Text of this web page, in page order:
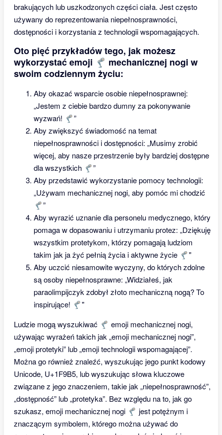
brakujących lub uszkodzonych części ciała. Jest często
używany do reprezentowania niepełnosprawności,
dostępności i korzystania z technologii wspomagających.
Oto pięć przykładów tego, jak możesz
wykorzystać emoji 🦿 mechanicznej nogi w
swoim codziennym życiu:
Aby okazać wsparcie osobie niepełnosprawnej:
„Jestem z ciebie bardzo dumny za pokonywanie
wyzwań! 🦿”
Aby zwiększyć świadomość na temat
niepełnosprawności i dostępności: „Musimy zrobić
więcej, aby nasze przestrzenie były bardziej dostępne
dla wszystkich 🦿”
Aby przedstawić wykorzystanie pomocy technologii:
„Używam mechanicznej nogi, aby pomóc mi chodzić
🦿”
Aby wyrazić uznanie dla personelu medycznego, który
pomaga w dopasowaniu i utrzymaniu protez: „Dziękuję
wszystkim protetykom, którzy pomagają ludziom
takim jak ja żyć pełnią życia i aktywne życie 🦿"
Aby uczcić niesamowite wyczyny, do których zdolne
są osoby niepełnosprawne: „Widziałeś, jak
paraolimpijczyk zdobył złoto mechaniczną nogą? To
inspirujące! 🦿"
Ludzie mogą wyszukiwać 🦿 emoji mechanicznej nogi,
używając wyrażeń takich jak „emoji mechanicznej nogi”,
„emoji protetyki” lub „emoji technologii wspomagającej”.
Można go również znaleźć, wyszukując jego punkt kodowy
Unicode, U+1F9B5, lub wyszukując słowa kluczowe
związane z jego znaczeniem, takie jak „niepełnosprawność”,
„dostępność” lub „protetyka”. Bez względu na to, jak go
szukasz, emoji mechanicznej nogi 🦿 jest potężnym i
znaczącym symbolem, którego można używać do